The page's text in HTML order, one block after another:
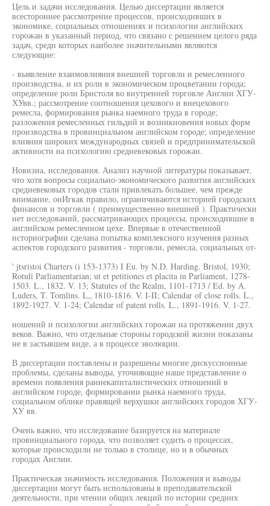
Цель и задачи исследования. Целью диссертации является
всестороннее рассмотрение процессов, происходивших в
экономике, социальных отношениях и психологии английских
горожан в указанный период, что связано с решением целого ряда
задач, среди которых наиболее значительными являются
следующие:
- выявление взаимовлияния внешней торговли и ремесленного
производства, и их роли в экономическом процветании города;
определение роли Бристоля во внутренней торговле Англии ХГУ-
ХУвв.; рассмотрение соотношения цехового и внецехового
ремесла, формирования рынка наемного труда в городе;
разложения ремесленных гильдий и возникновения новых форм
производства в провинциальном английском городе; определение
влияния широких международных связей и предпринимательской
активности на психологию средневековых горожан.
Новизна, исследования. Анализ научной литературы показывает,
что хотя вопросы социально-экономического развития английских
средневековых городов стали привлекать большее, чем прежде
внимание, онИгкак правило, ограничиваются историей городских
финансов и торговли ( преимущественно внешней ). Практически
нет исследований, рассматривающих процессы, происходившие в
английском ремесленном цехе. Впервые в отечественной
историографии сделана попытка комплексного изучения разных
аспектов городского развития - торговли, ремесла, социальных от-
' jtsristoi Charters (i 153-1373) I Eu. by N.D. Harding. Bristol, 1930;
Rotuli Parliamentarian; ut et petitiones et placita in Parliament, 1278-
1503. L., 1832. V. 13; Statutes of the Realm, 1101-1713 / Ed. by A.
Luders, T. Tomlins. L„ 1810-1816. V. I-II; Calendar of close rolls. L.,
1892-1927. V. 1-24; Calendar of patent rolls. L., 1891-1916. V. 1-27.
ношений и психологии английских горожан на протяжении двух
веков. Важно, что отдельные стороны городской жизни показаны
не в застывшем виде, а в процессе эволюции.
В диссертации поставлены и разрешены многие дискуссионные
проблемы, сделаны выводы, уточняющие наше представление о
времени появления раннекапиталистических отношений в
английском городе, формировании рынка наемного труда,
социальном облике правящей верхушки английских городов ХГУ-
ХУ вв.
Очень важно, что исследование базируется на материале
провинциального города, что позволяет судить о процессах,
которые происходили не только в столице, но и в обычных
городах Англии.
Практическая значимость исследования. Положения и выводы
диссертации могут быть использованы в преподавательской
деятельности, при чтении общих лекций по истории средних